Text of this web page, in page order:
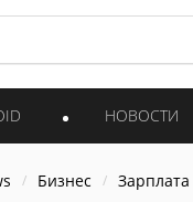
НОВОСТИ
Бизнес